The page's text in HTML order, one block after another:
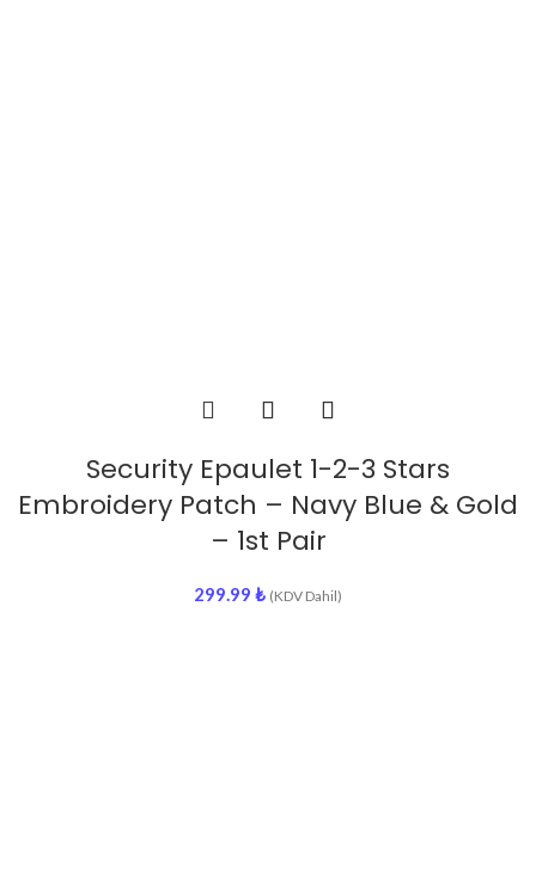
Security Epaulet 1-2-3 Stars
Embroidery Patch – Navy Blue & Gold
– 1st Pair
299.99 ₺ (KDV Dahil)